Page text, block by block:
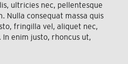
ultricies nec, pellentesque
Nulla consequat massa quis
fringilla vel, aliquet nec,
enim justo, rhoncus ut,